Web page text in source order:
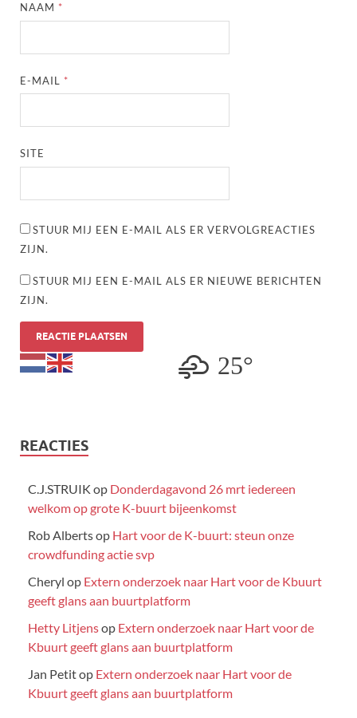
NAAM *
E-MAIL *
SITE
STUUR MIJ EEN E-MAIL ALS ER VERVOLGREACTIES
ZIJN.
STUUR MIJ EEN E-MAIL ALS ER NIEUWE BERICHTEN
ZIJN.
25°
REACTIES
C.J.STRUIK op Donderdagavond 26 mrt iedereen
welkom op grote K-buurt bijeenkomst
Rob Albertsop Hart voor de K-buurt: steun onze
crowdfunding actie svp
Cheryl op Extern onderzoek naar Hart voor de Kbuurt
geeft glans aan buurtplatform
Hetty Litjensop Extern onderzoek naar Hart voor de
Kbuurt geeft glans aan buurtplatform
Jan Petitop Extern onderzoek naar Hart voor de
Kbuurt geeft glans aan buurtplatform